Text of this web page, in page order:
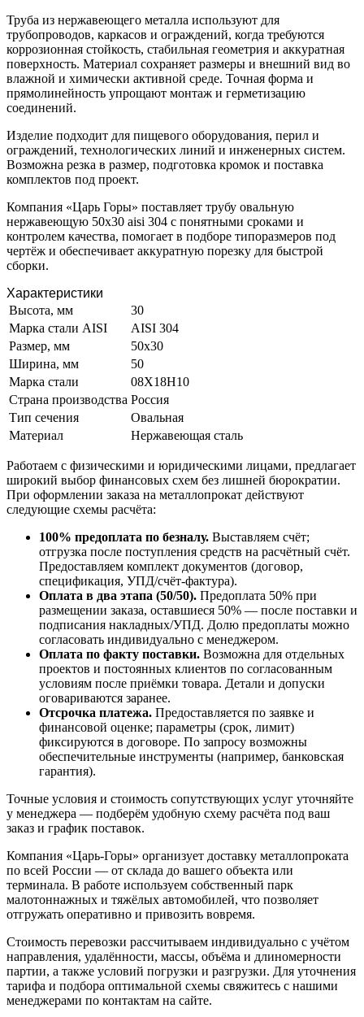
Труба из нержавеющего металла используют для
трубопроводов, каркасов и ограждений, когда требуются
коррозионная стойкость, стабильная геометрия и аккуратная
поверхность. Материал сохраняет размеры и внешний вид во
влажной и химически активной среде. Точная форма и
прямолинейность упрощают монтаж и герметизацию
соединений.
Изделие подходит для пищевого оборудования, перил и
ограждений, технологических линий и инженерных систем.
Возможна резка в размер, подготовка кромок и поставка
комплектов под проект.
Компания «Царь Горы» поставляет трубу овальную
нержавеющую 50х30 aisi 304 с понятными сроками и
контролем качества, помогает в подборе типоразмеров под
чертёж и обеспечивает аккуратную порезку для быстрой
сборки.
Характеристики
Высота, мм
30
Марка стали AISI
AISI 304
Размер, мм
50x30
Ширина, мм
50
Марка стали
08Х18Н10
Страна производства Россия
Тип сечения
Овальная
Материал
Нержавеющая сталь
Работаем с физическими и юридическими лицами, предлагает
широкий выбор финансовых схем без лишней бюрократии.
При оформлении заказа на металлопрокат действуют
следующие схемы расчёта:
100% предоплата по безналу. Выставляем счёт;
отгрузка после поступления средств на расчётный счёт.
Предоставляем комплект документов (договор,
спецификация, УПД/счёт-фактура).
Оплата в два этапа (50/50). Предоплата 50% при
размещении заказа, оставшиеся 50% — после поставки и
подписания накладных/УПД. Долю предоплаты можно
согласовать индивидуально с менеджером.
Оплата по факту поставки. Возможна для отдельных
проектов и постоянных клиентов по согласованным
условиям после приёмки товара. Детали и допуски
оговариваются заранее.
Отсрочка платежа. Предоставляется по заявке и
финансовой оценке; параметры (срок, лимит)
фиксируются в договоре. По запросу возможны
обеспечительные инструменты (например, банковская
гарантия).
Точные условия и стоимость сопутствующих услуг уточняйте
у менеджера — подберём удобную схему расчёта под ваш
заказ и график поставок.
Компания «Царь-Горы» организует доставку металлопроката
по всей России — от склада до вашего объекта или
терминала. В работе используем собственный парк
малотоннажных и тяжёлых автомобилей, что позволяет
отгружать оперативно и привозить вовремя.
Стоимость перевозки рассчитываем индивидуально с учётом
направления, удалённости, массы, объёма и длиномерности
партии, а также условий погрузки и разгрузки. Для уточнения
тарифа и подбора оптимальной схемы свяжитесь с нашими
менеджерами по контактам на сайте.